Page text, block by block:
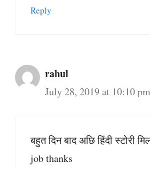
Reply
rahul
July 28, 2019 at 10:10 pm
बहुत दिन बाद अछि हिंदी स्टोरी
job thanks